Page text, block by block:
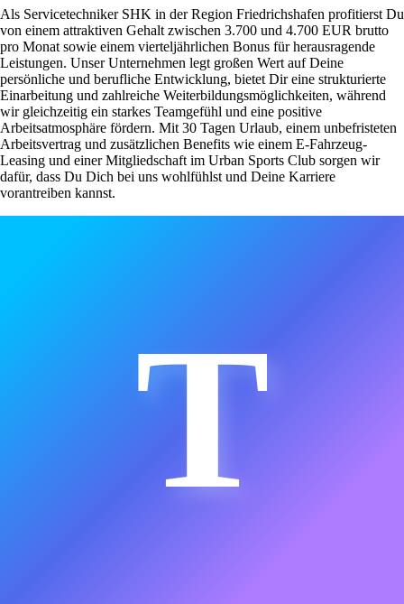
Als Servicetechniker SHK in der Region Friedrichshafen profitierst Du
von einem attraktiven Gehalt zwischen 3.700 und 4.700 EUR brutto
pro Monat sowie einem vierteljährlichen Bonus für herausragende
Leistungen. Unser Unternehmen legt großen Wert auf Deine
persönliche und berufliche Entwicklung, bietet Dir eine strukturierte
Einarbeitung und zahlreiche Weiterbildungsmöglichkeiten, während
wir gleichzeitig ein starkes Teamgefühl und eine positive
Arbeitsatmosphäre fördern. Mit 30 Tagen Urlaub, einem unbefristeten
Arbeitsvertrag und zusätzlichen Benefits wie einem E-Fahrzeug-
Leasing und einer Mitgliedschaft im Urban Sports Club sorgen wir
dafür, dass Du Dich bei uns wohlfühlst und Deine Karriere
vorantreiben kannst.
T